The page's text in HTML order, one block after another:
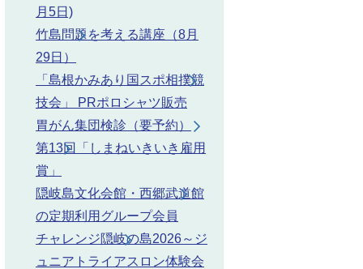
月5日)
竹島問題を考える講座（8月
29日）
「島根かみあり国スポ相撲競
技会」 PRポロシャツ販売
胃がん集団検診（要予約）
第13回「しまねいきいき雇用
賞」
隠岐島文化会館・西郷武道館
の定期利用グループ会員
チャレンジ隠岐の島2026～ジ
ュニアトライアスロン体験会